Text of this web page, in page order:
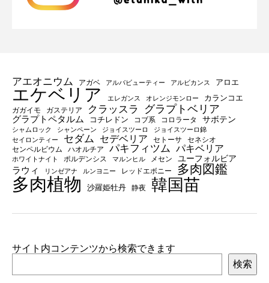
アエオニウム アガベ アルバビューティー アルビカンス アロエ
エケベリア エレガンス オレンジモンロー カランコエ
ガガイモ ガステリア クラッスラ グラプトベリア
グラプトペタルム コチレドン コブ系 コロラータ サボテン
シャムロック シャンペーン ジョイスツーロ
ジョイスツーロ錦
セイロンティー
セダム セデベリア セトーサ
セネシオ
センペルビウム
ハオルチア パキフィツム パキベリア
ホワイトナイト ポルデンシス マルンヒル メセン
ユーフォルビア
ラウィ
リンゼアナ ルンヨニー レッドエボニー 多肉図鑑
多肉植物 沙羅姫牡丹 静夜 韓国苗
サイト内コンテンツから検索できます
検索